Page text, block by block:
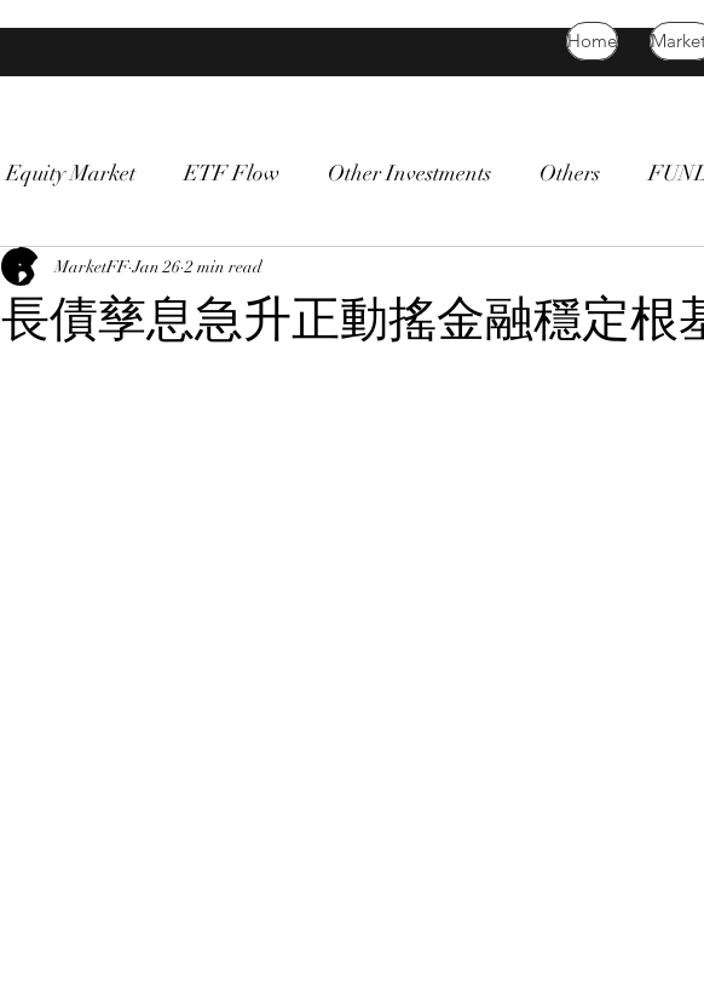
Home
Equity Market ETF Flow Other Investments Others
VIX Market volatility
長債孳息急升正動搖金融穩定根
MarketFF Jan 26 2 min read